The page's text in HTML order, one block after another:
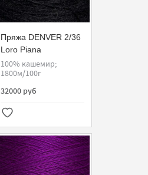
Пряжа DENVER 2/36
Loro Piana
100% кашемир;
1800м/100г
32000 руб